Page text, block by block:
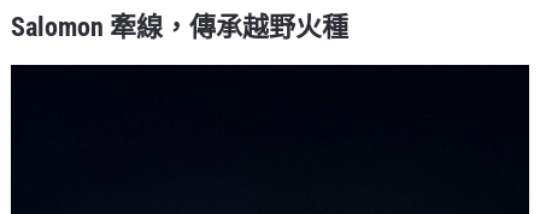
Salomon 牽線，傳承越野火種